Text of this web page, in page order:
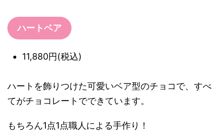
ハートベア
11,880円(税込)
ハートを飾りつけた可愛いベア型のチョコで、すべ
てがチョコレートでできています。
もちろん1点1点職人による手作り！